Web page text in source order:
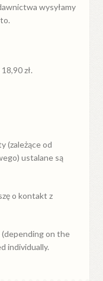
wysyłamy
zł.
(zależące od
ustalane są
o kontakt z
on the
individually.